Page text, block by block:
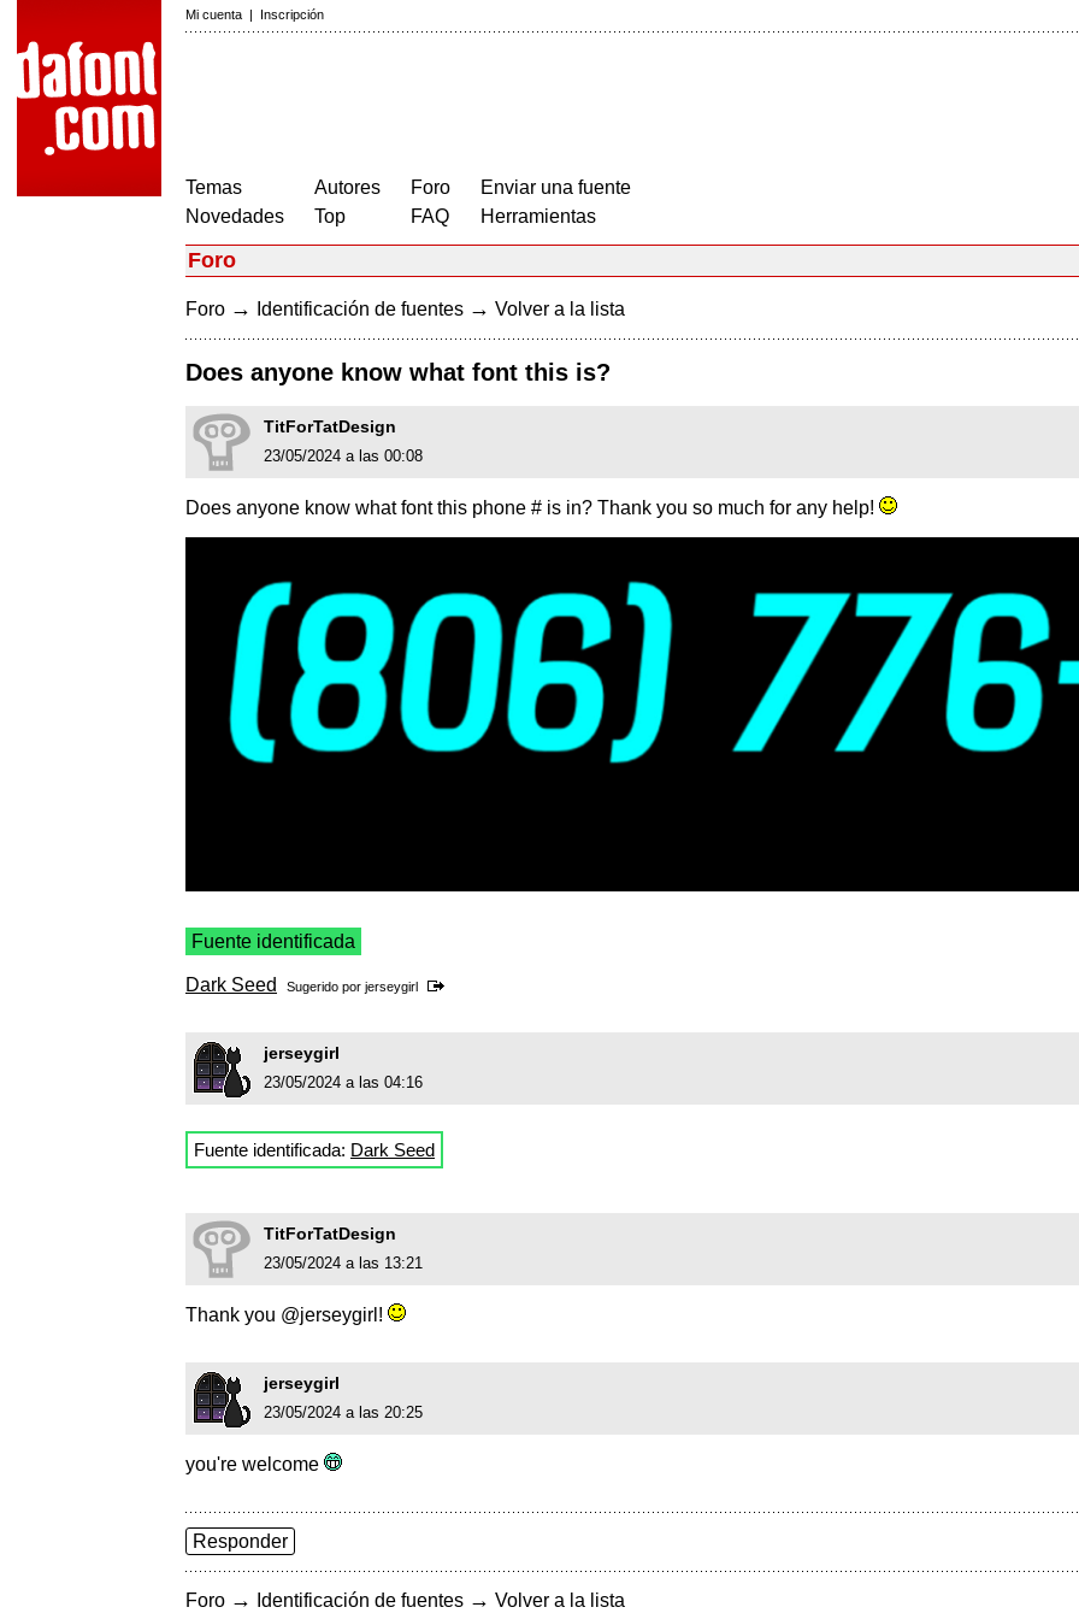
Mi cuenta | Inscripción
Temas
Novedades
Autores
Top
Foro
FAQ
Enviar una fuente
Herramientas
Foro
Foro → Identificación de fuentes → Volver a la lista
Does anyone know what font this is?
TitForTatDesign
23/05/2024 a las 00:08
Does anyone know what font this phone # is in? Thank you so much for any help!
Fuente identificada
Dark Seed Sugerido por jerseygirl
jerseygirl
23/05/2024 a las 04:16
Fuente identificada: Dark Seed
TitForTatDesign
23/05/2024 a las 13:21
Thank you @jerseygirl!
jerseygirl
23/05/2024 a las 20:25
you're welcome
Responder
Foro → Identificación de fuentes → Volver a la lista